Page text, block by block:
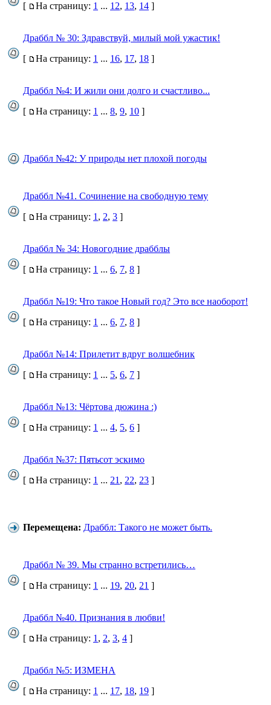
[
На страницу: 1 ... 12, 13, 14 ]
Драббл № 30: Здравствуй, милый мой ужастик!
[
На страницу: 1 ... 16, 17, 18 ]
Драббл №4: И жили они долго и счастливо...
[
На страницу: 1 ... 8, 9, 10 ]
Драббл №42: У природы нет плохой погоды
Драббл №41. Сочинение на свободную тему
[
На страницу: 1 , 2, 3 ]
Драббл № 34: Новогодние драбблы
[
На страницу: 1 ... 6, 7, 8 ]
Драббл №19: Что такое Новый год? Это все наоборот!
[
На страницу: 1 ... 6, 7, 8 ]
Драббл №14: Прилетит вдруг волшебник
[
На страницу: 1 ... 5, 6, 7 ]
Драббл №13: Чёртова дюжина :)
[
На страницу: 1 ... 4, 5, 6 ]
Драббл №37: Пятьсот эскимо
[
На страницу: 1 ... 21 , 22, 23 ]
Перемещена: Драббл: Такого не может быть.
Драббл № 39. Мы странно встретились…
[
На страницу: 1 ... 19, 20, 21 ]
Драббл №40. Признания в любви!
[
На страницу: 1 , 2, 3, 4 ]
Драббл №5: ИЗМЕНА
[
На страницу: 1 ... 17, 18, 19 ]